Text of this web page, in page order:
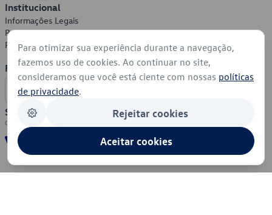
Institucional
Informações Legais
Política de Privacidade
Política de Cookies
Formas de Pagamento
Segurança
Para otimizar sua experiência durante a navegação,
fazemos uso de cookies. Ao continuar no site,
consideramos que você está ciente com nossas políticas
de privacidade.
Rejeitar cookies
Aceitar cookies